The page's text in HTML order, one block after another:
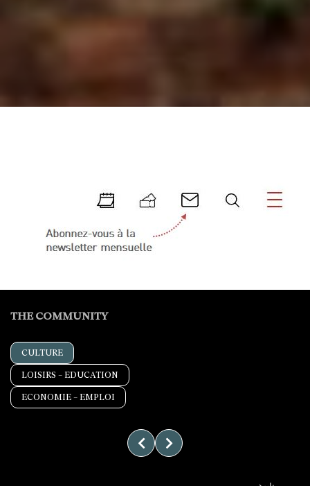
THE COMMUNITY
Filtrer par
type de
partenaire
CULTURE
LOISIRS – EDUCATION
ECONOMIE – EMPLOI